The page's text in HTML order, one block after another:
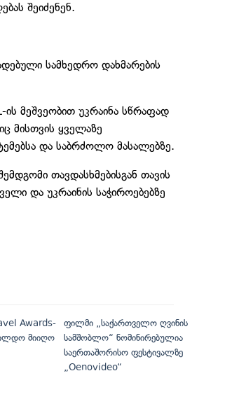
შეიძენენ.
სამხედრო დახმარების
მეშვეობით უკრაინა სწრაფად
მისთვის ყველაზე
და საბრძოლო მასალებზე.
თავდასხმებისგან თავის
და უკრაინის საჭიროებებზე
Awards-
მიიღო
ფილმი „საქართველო ღვინის
სამშობლო“ ნომინირებულია
საერთაშორისო ფესტივალზე
„Oenovideo“